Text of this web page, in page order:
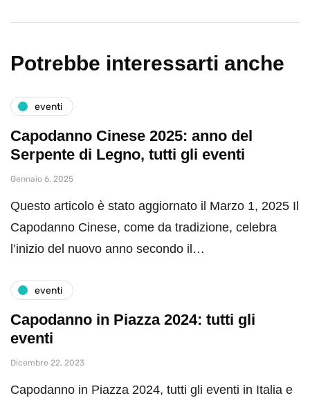
Potrebbe interessarti anche
eventi
Capodanno Cinese 2025: anno del
Serpente di Legno, tutti gli eventi
Gennaio 6, 2025
Questo articolo è stato aggiornato il Marzo 1, 2025 Il
Capodanno Cinese, come da tradizione, celebra
l’inizio del nuovo anno secondo il…
eventi
Capodanno in Piazza 2024: tutti gli
eventi
Dicembre 22, 2023
Capodanno in Piazza 2024, tutti gli eventi in Italia e